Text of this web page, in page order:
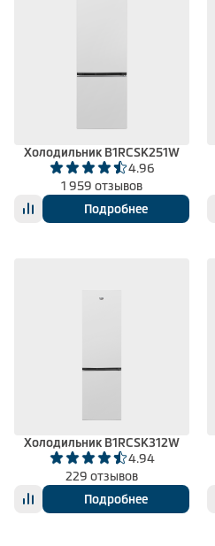
Холодильник B1RCSK251W
4.96
1 959 отзывов
Подробнее
Холодильник B1RCSK312W
4.94
229 отзывов
Подробнее